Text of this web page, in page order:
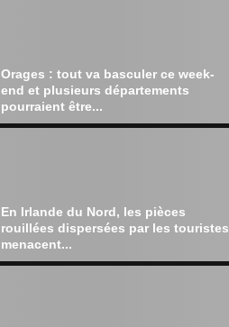
Orages : tout va basculer ce week-
end et plusieurs départements
pourraient être...
En Irlande du Nord, les pièces
rouillées dispersées par les touristes
menacent...